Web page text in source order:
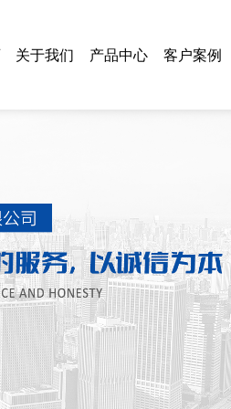
关于我们 产品中心 客户案例